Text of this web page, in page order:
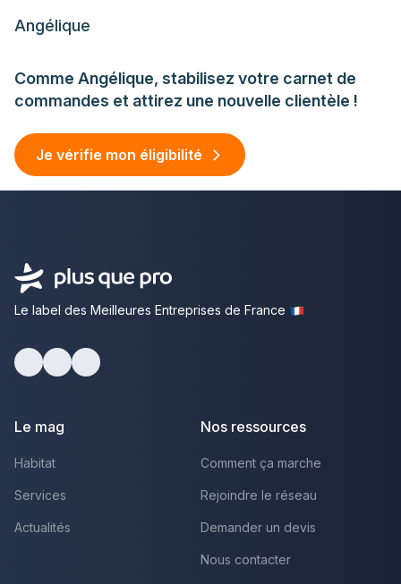
Comme Angélique, stabilisez votre carnet de
commandes et attirez une nouvelle clientèle !
Je vérifie mon éligibilité
Angélique
Le label des Meilleures Entreprises de France
Le mag
Habitat
Services
Actualités
Nos ressources
Comment ça marche
Rejoindre le réseau
Demander un devis
Nous contacter